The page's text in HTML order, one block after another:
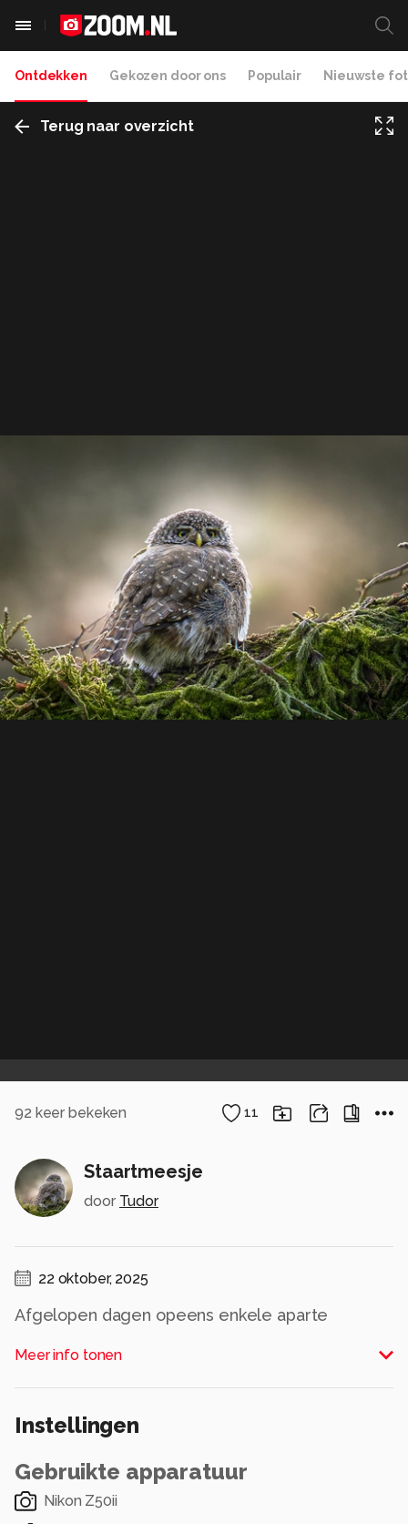
Ontdekken Gekozen door ons Populair Nieuwste
Terug naar overzicht
92 keer bekeken 11
Staartmeesje
door Tudor
22 oktober, 2025
Afgelopen dagen opeens enkele aparte
gezien. Naar mijn idee staartmeesjes.
Deze snel geschoten, maar wel door het raam
foto van mijn eerste staartmeesje?
Alle rechten voorbehouden
Meer info tonen
Instellingen
Gebruikte apparatuur
Nikon Z50ii